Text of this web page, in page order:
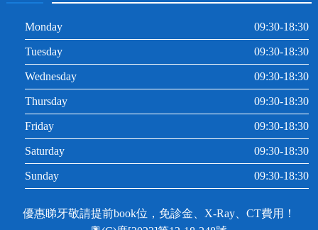
Monday 09:30-18:30
Tuesday 09:30-18:30
Wednesday 09:30-18:30
Thursday 09:30-18:30
Friday 09:30-18:30
Saturday 09:30-18:30
Sunday 09:30-18:30
優惠睇牙敬請提前book位，免診金、X-Ray、CT費用！